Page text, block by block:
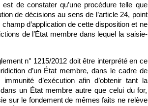
de constater qu’une procédure telle que
de décisions au sens de l’article 24, point
d’application de cette disposition et ne
de l’État membre dans lequel la saisie-
n° 1215/2012 doit être interprété en ce
d’un État membre, dans le cadre de
d’exécution afin d’obtenir tant la
un État membre autre que celui du for,
sur le fondement de mêmes faits ne relève